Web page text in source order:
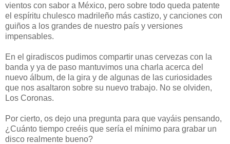
vientos con sabor a México, pero sobre todo queda patente
el espíritu chulesco madrileño más castizo, y canciones con
guiños a los grandes de nuestro país y versiones
impensables.
En el giradiscos pudimos compartir unas cervezas con la
banda y ya de paso mantuvimos una charla acerca del
nuevo álbum, de la gira y de algunas de las curiosidades
que nos asaltaron sobre su nuevo trabajo. No se olviden,
Los Coronas.
Por cierto, os dejo una pregunta para que vayáis pensando,
¿Cuánto tiempo creéis que sería el mínimo para grabar un
disco realmente bueno?